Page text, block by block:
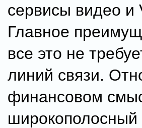
сервисы видео и
Главное
все это не
линий связи.
финансовом